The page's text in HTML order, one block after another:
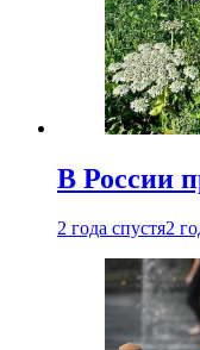
В России
2 года спустя2